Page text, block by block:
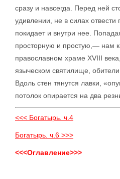
сразу и навсегда. Перед ней
удивлении, не в силах отвести
покидает и внутри нее.
просторную и простую,— нам
православном храме XVIII
языческом святилище,
Вдоль стен тянутся лавки,
потолок опирается на два
<<< Богатырь. ч.4
Богатырь. ч.6 >>>
<<<Оглавление>>>